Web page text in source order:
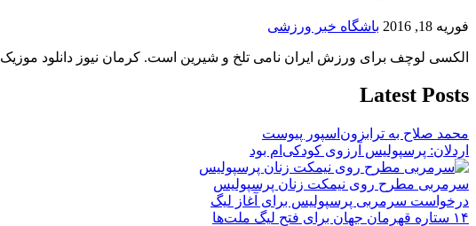
فوریه 18, 2016 باشگاه خبر ورزشی
الکسی لوچف برای ورزش ایران نامی تلخ و شیرین است. کرمان نیوز دانلود موزیک
Latest Posts
محمد صلاح به ترابزون‌اسپور پیوست
اردلان: پرسپولیس آرزوی کودکی‌ام بود
سرمربی مطرح روی نیمکت زنان پرسپولیس
درخواست سرمربی پرسپولیس برای آغاز لیگ
۱۴ ستاره قهرمان جهان برای فتح لیگ ملت‌ها